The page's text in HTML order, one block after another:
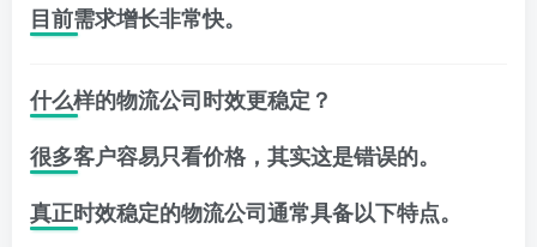
目前需求增长非常快。
什么样的物流公司时效更稳定？
很多客户容易只看价格，其实这是错误的。
真正时效稳定的物流公司通常具备以下特点。